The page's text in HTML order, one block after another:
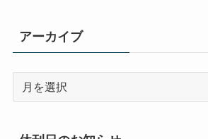
アーカイブ
イ